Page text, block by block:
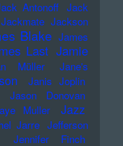
Antonoff Jack
Jackmate Jackson
Blake James
Last Jamie
Müller
Jane's
Janis Joplin
Jason Donovan
Muller
Jazz
Jarre Jefferson
Jennifer Finch